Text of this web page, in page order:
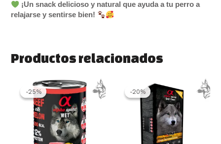
¡Un snack delicioso y natural que ayuda a tu perro a
relajarse y sentirse bien!
Productos relacionados
-25%
-25%
El
precio
original
era:
2.70 €.
El
precio
actual
es:
2.03 €.
-20%
-20%
de
precios:
desde
15.99 €
hasta
55.95 €
Este
tiene